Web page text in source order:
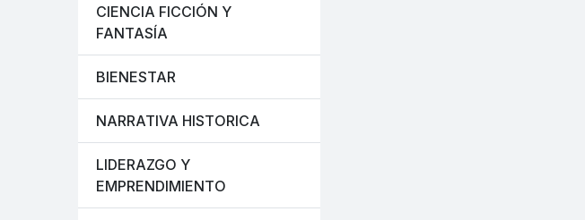
CIENCIA FICCIÓN Y
FANTASÍA
BIENESTAR
NARRATIVA HISTORICA
LIDERAZGO Y
EMPRENDIMIENTO